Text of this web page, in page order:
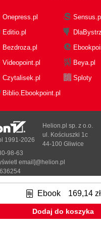
Mocking
Wildcard Shortcuts
Defining Behavior for Mocked
Removing Invocation
When Should I Use a
Mixing Mocks and Stubs
Summary
Specifications
Paramaterization in JUnit
Spocks where: block
Separating Iteration Reporting
@Unroll
Adding @Unroll
@Unroll Tokens in
Names
Class Level @Unroll
Ebook 169,14 zł
Dodaj do koszyka
Onepress.pl
Sensus.pl
Editio.pl
Bezdroza.pl
Videopoint.pl
Beya.pl
Czytalisek.pl
Sploty
Biblio.Ebookpoint.pl
Tonik.pl
1991-2026
Helion.pl sp. z o.o.
ul. Kościuszki 1c
44-100 Gliwice
98-63
email]@helion.pl